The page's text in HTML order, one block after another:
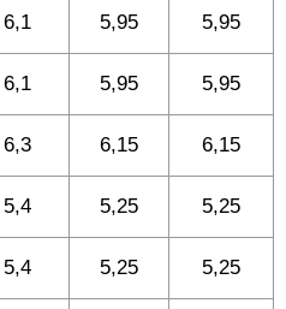
6,1 5,95 5,95
6,1 5,95 5,95
6,3 6,15 6,15
5,4 5,25 5,25
5,4 5,25 5,25